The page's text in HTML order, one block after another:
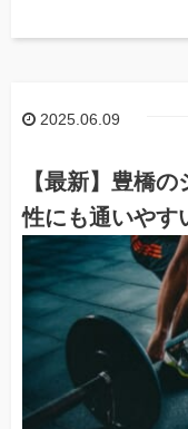
2025.06.09
【最新】豊橋
性にも通いやす